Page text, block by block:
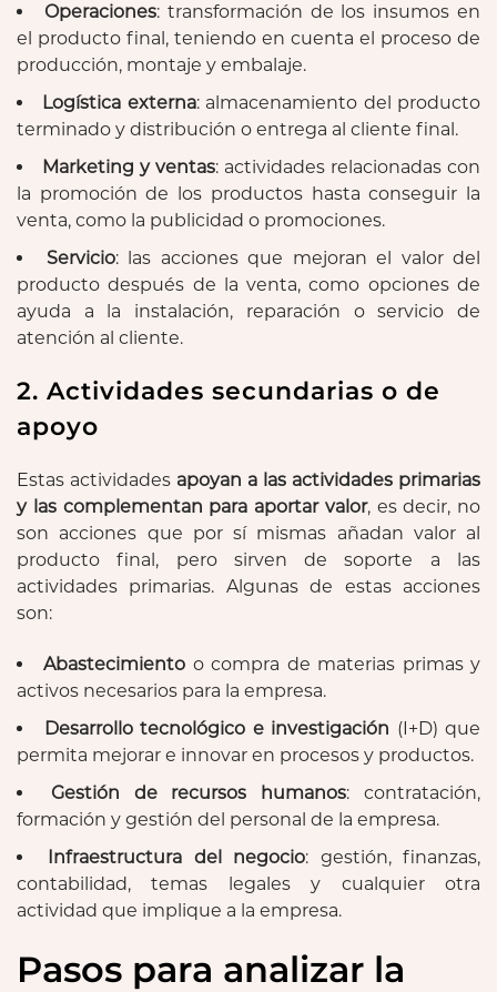
Operaciones: transformación de los insumos en
el producto final, teniendo en cuenta el proceso de
producción, montaje y embalaje.
Logística externa: almacenamiento del producto
terminado y distribución o entrega al cliente final.
Marketing y ventas: actividades relacionadas con
la promoción de los productos hasta conseguir la
venta, como la publicidad o promociones.
Servicio: las acciones que mejoran el valor del
producto después de la venta, como opciones de
ayuda a la instalación, reparación o servicio de
atención al cliente.
2. Actividades secundarias o de
apoyo
Estas actividades apoyan a las actividades primarias
y las complementan para aportar valor, es decir, no
son acciones que por sí mismas añadan valor al
producto final, pero sirven de soporte a las
actividades primarias. Algunas de estas acciones
son:
Abastecimiento o compra de materias primas y
activos necesarios para la empresa.
Desarrollo tecnológico e investigación (I+D) que
permita mejorar e innovar en procesos y productos.
Gestión de recursos humanos: contratación,
formación y gestión del personal de la empresa.
Infraestructura del negocio: gestión, finanzas,
contabilidad, temas legales y cualquier otra
actividad que implique a la empresa.
Pasos para analizar la